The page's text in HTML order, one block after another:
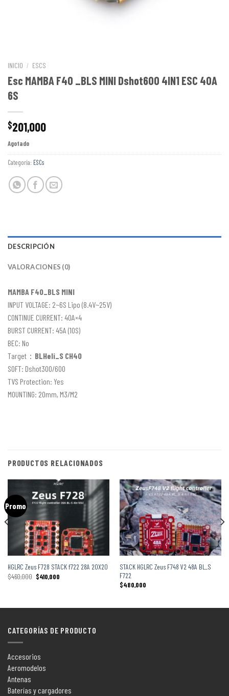
INICIO / ESCS
Esc MAMBA F40 _BLS MINI Dshot600 4IN1 ESC 40A
6S
$201,000
Agotado
Categoría: ESCs
DESCRIPCIÓN
VALORACIONES (0)
MAMBA F40_BLS MINI
INPUT VOLTAGE: 2~6S Lipo (8.4V~25V)
CONTINUE CURRENT: 40A×4
BURST CURRENT: 45A (10S)
BEC: No
Target： BLHeli_S CH40
SOFT: Dshot300/600
TVS Protection: Yes
MOUNTING: 20mm, M3/M2
PRODUCTOS RELACIONADOS
Promo
HGLRC Zeus F728 STACK f722 28A 20X20
$460,000 $410,000
STACK HGLRC Zeus F748 V2 48A BL_S
F722
$480,000
CATEGORÍAS DE PRODUCTO
Accesorios
Aeromodelos
Antenas
Baterías y cargadores